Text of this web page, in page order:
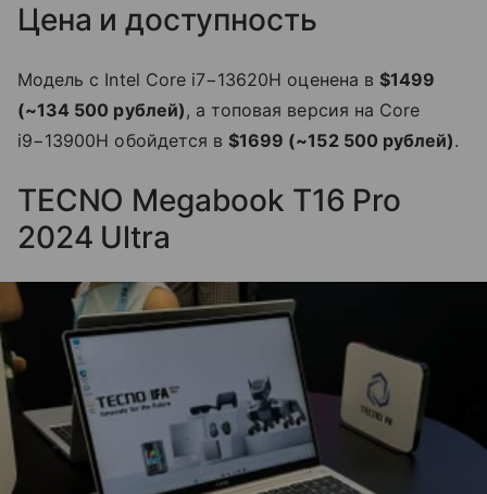
Цена и доступность
Модель с Intel Core i7−13620H оценена в $1499
(~134 500 рублей), а топовая версия на Core
i9−13900H обойдется в$1699 (~152 500 рублей).
TECNO Megabook T16 Pro
2024 Ultra